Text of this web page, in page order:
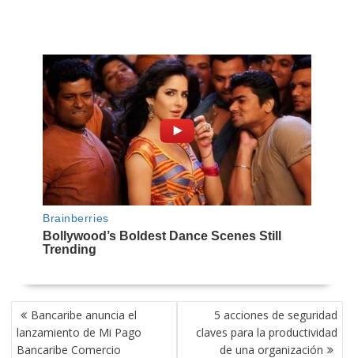
NAVEGACIÓN
DE
ENTRADAS
Bancaribe anuncia el
lanzamiento de Mi Pago
Bancaribe Comercio
5 acciones de seguridad
claves para la productividad
de una organización